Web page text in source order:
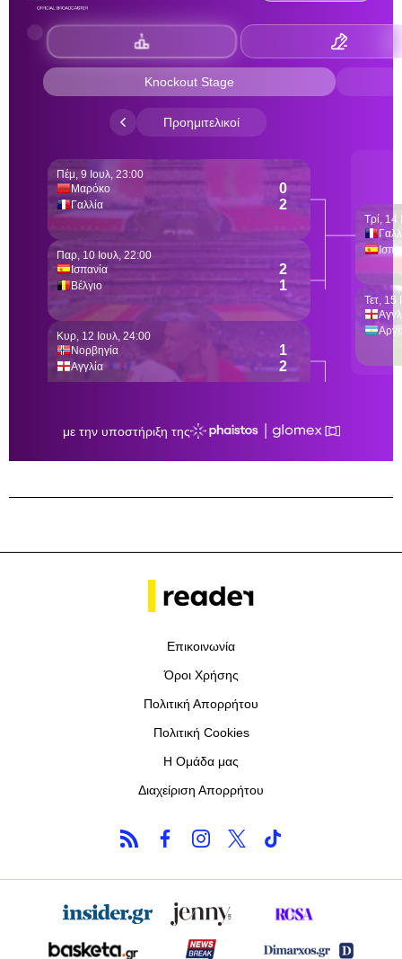
Επικοινωνία
Όροι Χρήσης
Πολιτική Απορρήτου
Πολιτική Cookies
Η Ομάδα μας
Διαχείριση Απορρήτου